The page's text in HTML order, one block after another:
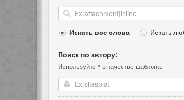
Искать все слова Искать
Поиск по автору:
Используйте * в качестве шаблона.